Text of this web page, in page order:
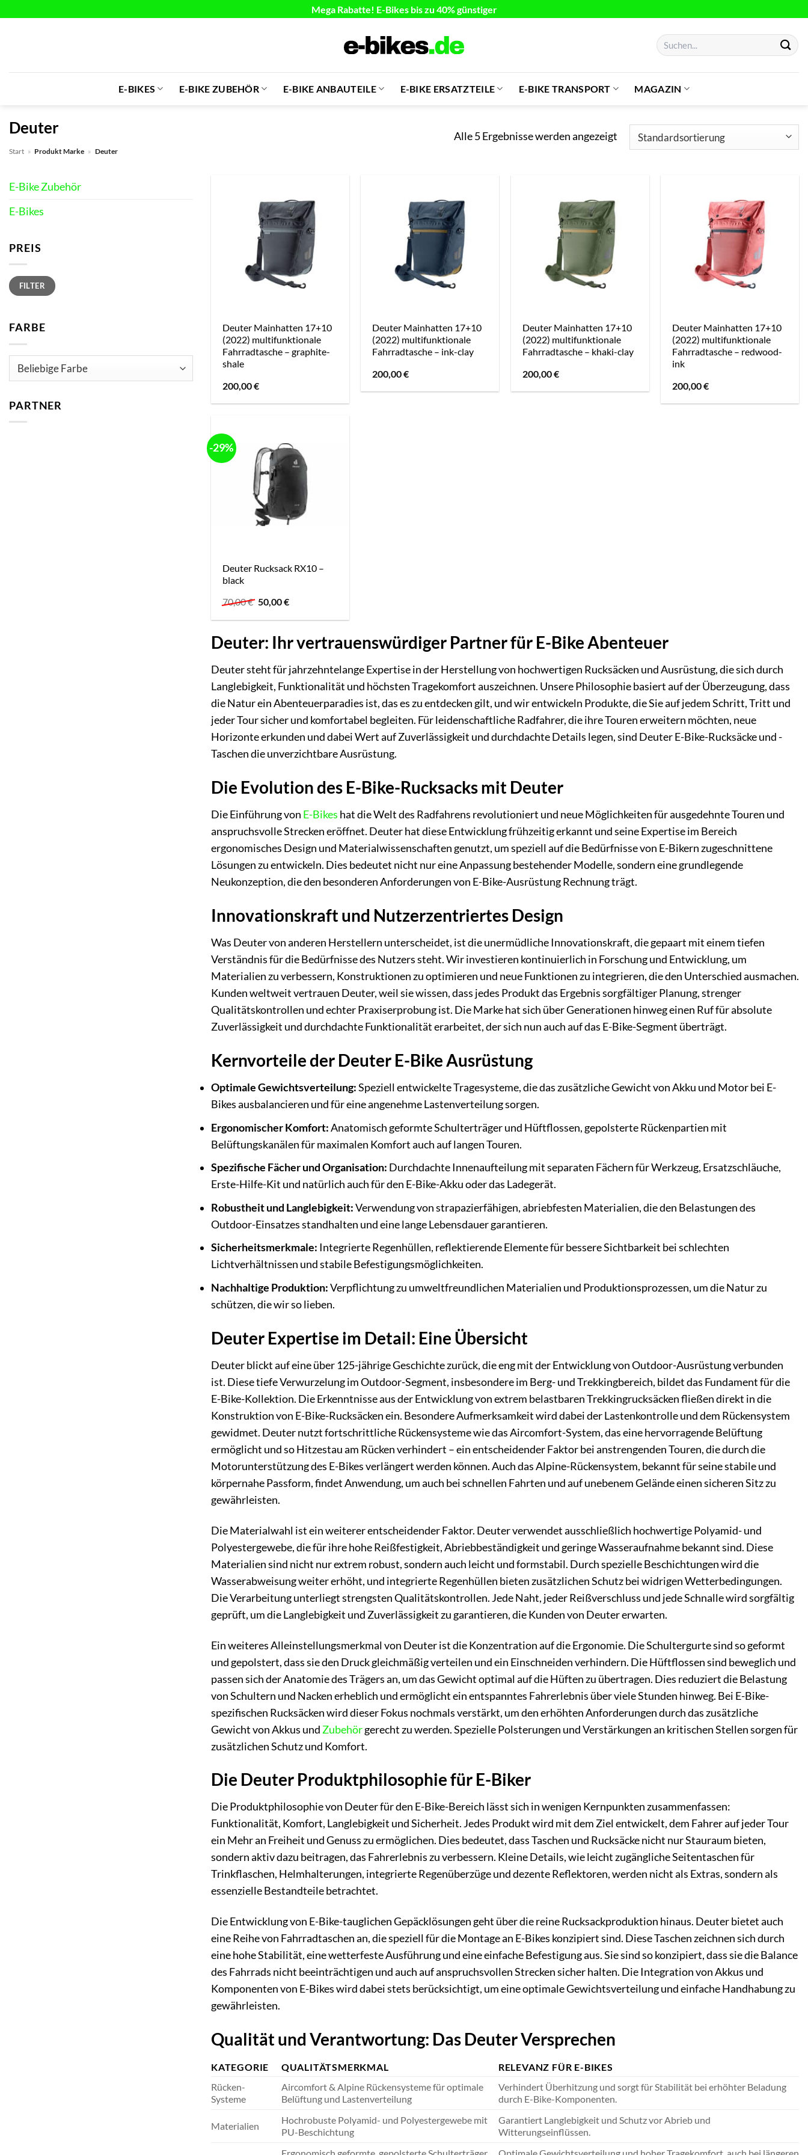
Mega Rabatte! E-Bikes bis zu 40% günstiger
Suchen
nach:
E-BIKES E-BIKE ZUBEHÖR E-BIKE ANBAUTEILE E-BIKE ERSATZTEILE E-BIKE TRANSPORT MAGAZIN
Deuter
Start » Produkt Marke » Deuter
Alle 5 Ergebnisse werden angezeigt
E-Bike Zubehör
E-Bikes
PREIS
Min.
Preis
Max.
PreisFILTER
FARBE
PARTNER
Deuter Mainhatten 17+10
(2022) multifunktionale
Fahrradtasche – graphite-
shale
200,00€
Deuter Mainhatten 17+10
(2022) multifunktionale
Fahrradtasche – ink-clay
200,00€
Deuter Mainhatten 17+10
(2022) multifunktionale
Fahrradtasche – khaki-clay
200,00€
Deuter Mainhatten 17+10
(2022) multifunktionale
Fahrradtasche – redwood-
ink
200,00€
-29%
Deuter Rucksack RX10 –
black
70,00€ Ursprünglicher
Preis
war:
50,00€Aktueller
ist:
Deuter: Ihr vertrauenswürdiger Partner für E-Bike Abenteuer
Deuter steht für jahrzehntelange Expertise in der Herstellung von hochwertigen Rucksäcken und Ausrüstung, die sich durch
Langlebigkeit, Funktionalität und höchsten Tragekomfort auszeichnen. Unsere Philosophie basiert auf der Überzeugung, dass
die Natur ein Abenteuerparadies ist, das es zu entdecken gilt, und wir entwickeln Produkte, die Sie auf jedem Schritt, Tritt und
jeder Tour sicher und komfortabel begleiten. Für leidenschaftliche Radfahrer, die ihre Touren erweitern möchten, neue
Horizonte erkunden und dabei Wert auf Zuverlässigkeit und durchdachte Details legen, sind Deuter E-Bike-Rucksäcke und -
Taschen die unverzichtbare Ausrüstung.
Die Evolution des E-Bike-Rucksacks mit Deuter
Die Einführung von E-Bikes hat die Welt des Radfahrens revolutioniert und neue Möglichkeiten für ausgedehnte Touren und
anspruchsvolle Strecken eröffnet. Deuter hat diese Entwicklung frühzeitig erkannt und seine Expertise im Bereich
ergonomisches Design und Materialwissenschaften genutzt, um speziell auf die Bedürfnisse von E-Bikern zugeschnittene
Lösungen zu entwickeln. Dies bedeutet nicht nur eine Anpassung bestehender Modelle, sondern eine grundlegende
Neukonzeption, die den besonderen Anforderungen von E-Bike-Ausrüstung Rechnung trägt.
Innovationskraft und Nutzerzentriertes Design
Was Deuter von anderen Herstellern unterscheidet, ist die unermüdliche Innovationskraft, die gepaart mit einem tiefen
Verständnis für die Bedürfnisse des Nutzers steht. Wir investieren kontinuierlich in Forschung und Entwicklung, um
Materialien zu verbessern, Konstruktionen zu optimieren und neue Funktionen zu integrieren, die den Unterschied ausmachen.
Kunden weltweit vertrauen Deuter, weil sie wissen, dass jedes Produkt das Ergebnis sorgfältiger Planung, strenger
Qualitätskontrollen und echter Praxiserprobung ist. Die Marke hat sich über Generationen hinweg einen Ruf für absolute
Zuverlässigkeit und durchdachte Funktionalität erarbeitet, der sich nun auch auf das E-Bike-Segment überträgt.
Kernvorteile der Deuter E-Bike Ausrüstung
Optimale Gewichtsverteilung:Speziell entwickelte Tragesysteme, die das zusätzliche Gewicht von Akku und Motor bei E-
Bikes ausbalancieren und für eine angenehme Lastenverteilung sorgen.
Ergonomischer Komfort:Anatomisch geformte Schulterträger und Hüftflossen, gepolsterte Rückenpartien mit
Belüftungskanälen für maximalen Komfort auch auf langen Touren.
Spezifische Fächer und Organisation: Durchdachte Innenaufteilung mit separaten Fächern für Werkzeug, Ersatzschläuche,
Erste-Hilfe-Kit und natürlich auch für den E-Bike-Akku oder das Ladegerät.
Robustheit und Langlebigkeit:Verwendung von strapazierfähigen, abriebfesten Materialien, die den Belastungen des
Outdoor-Einsatzes standhalten und eine lange Lebensdauer garantieren.
Sicherheitsmerkmale: Integrierte Regenhüllen, reflektierende Elemente für bessere Sichtbarkeit bei schlechten
Lichtverhältnissen und stabile Befestigungsmöglichkeiten.
Nachhaltige Produktion:Verpflichtung zu umweltfreundlichen Materialien und Produktionsprozessen, um die Natur zu
schützen, die wir so lieben.
Deuter Expertise im Detail: Eine Übersicht
Deuter blickt auf eine über 125-jährige Geschichte zurück, die eng mit der Entwicklung von Outdoor-Ausrüstung verbunden
ist. Diese tiefe Verwurzelung im Outdoor-Segment, insbesondere im Berg- und Trekkingbereich, bildet das Fundament für die
E-Bike-Kollektion. Die Erkenntnisse aus der Entwicklung von extrem belastbaren Trekkingrucksäcken fließen direkt in die
Konstruktion von E-Bike-Rucksäcken ein. Besondere Aufmerksamkeit wird dabei der Lastenkontrolle und dem Rückensystem
gewidmet. Deuter nutzt fortschrittliche Rückensysteme wie das Aircomfort-System, das eine hervorragende Belüftung
ermöglicht und so Hitzestau am Rücken verhindert – ein entscheidender Faktor bei anstrengenden Touren, die durch die
Motorunterstützung des E-Bikes verlängert werden können. Auch das Alpine-Rückensystem, bekannt für seine stabile und
körpernahe Passform, findet Anwendung, um auch bei schnellen Fahrten und auf unebenem Gelände einen sicheren Sitz zu
gewährleisten.
Die Materialwahl ist ein weiterer entscheidender Faktor. Deuter verwendet ausschließlich hochwertige Polyamid- und
Polyestergewebe, die für ihre hohe Reißfestigkeit, Abriebbeständigkeit und geringe Wasseraufnahme bekannt sind. Diese
Materialien sind nicht nur extrem robust, sondern auch leicht und formstabil. Durch spezielle Beschichtungen wird die
Wasserabweisung weiter erhöht, und integrierte Regenhüllen bieten zusätzlichen Schutz bei widrigen Wetterbedingungen.
Die Verarbeitung unterliegt strengsten Qualitätskontrollen. Jede Naht, jeder Reißverschluss und jede Schnalle wird sorgfältig
geprüft, um die Langlebigkeit und Zuverlässigkeit zu garantieren, die Kunden von Deuter erwarten.
Ein weiteres Alleinstellungsmerkmal von Deuter ist die Konzentration auf die Ergonomie. Die Schultergurte sind so geformt
und gepolstert, dass sie den Druck gleichmäßig verteilen und ein Einschneiden verhindern. Die Hüftflossen sind beweglich und
passen sich der Anatomie des Trägers an, um das Gewicht optimal auf die Hüften zu übertragen. Dies reduziert die Belastung
von Schultern und Nacken erheblich und ermöglicht ein entspanntes Fahrerlebnis über viele Stunden hinweg. Bei E-Bike-
spezifischen Rucksäcken wird dieser Fokus nochmals verstärkt, um den erhöhten Anforderungen durch das zusätzliche
Gewicht von Akkus und Zubehörgerecht zu werden. Spezielle Polsterungen und Verstärkungen an kritischen Stellen sorgen für
zusätzlichen Schutz und Komfort.
Die Deuter Produktphilosophie für E-Biker
Die Produktphilosophie von Deuter für den E-Bike-Bereich lässt sich in wenigen Kernpunkten zusammenfassen:
Funktionalität, Komfort, Langlebigkeit und Sicherheit. Jedes Produkt wird mit dem Ziel entwickelt, dem Fahrer auf jeder Tour
ein Mehr an Freiheit und Genuss zu ermöglichen. Dies bedeutet, dass Taschen und Rucksäcke nicht nur Stauraum bieten,
sondern aktiv dazu beitragen, das Fahrerlebnis zu verbessern. Kleine Details, wie leicht zugängliche Seitentaschen für
Trinkflaschen, Helmhalterungen, integrierte Regenüberzüge und dezente Reflektoren, werden nicht als Extras, sondern als
essenzielle Bestandteile betrachtet.
Die Entwicklung von E-Bike-tauglichen Gepäcklösungen geht über die reine Rucksackproduktion hinaus. Deuter bietet auch
eine Reihe von Fahrradtaschen an, die speziell für die Montage an E-Bikes konzipiert sind. Diese Taschen zeichnen sich durch
eine hohe Stabilität, eine wetterfeste Ausführung und eine einfache Befestigung aus. Sie sind so konzipiert, dass sie die Balance
des Fahrrads nicht beeinträchtigen und auch auf anspruchsvollen Strecken sicher halten. Die Integration von Akkus und
Komponenten von E-Bikes wird dabei stets berücksichtigt, um eine optimale Gewichtsverteilung und einfache Handhabung zu
gewährleisten.
Qualität und Verantwortung: Das Deuter Versprechen
KATEGORIE QUALITÄTSMERKMAL
RELEVANZ FÜR E-BIKES
Rücken-
Systeme
Aircomfort & Alpine Rückensysteme für optimale
Belüftung und Lastenverteilung
Verhindert Überhitzung und sorgt für Stabilität bei erhöhter Beladung
durch E-Bike-Komponenten.
Materialien
Hochrobuste Polyamid- und Polyestergewebe mit
PU-Beschichtung
Garantiert Langlebigkeit und Schutz vor Abrieb und
Witterungseinflüssen.